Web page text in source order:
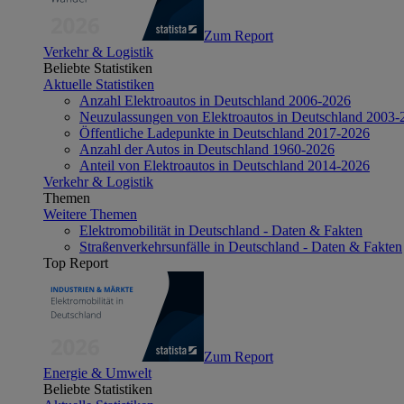
Zum Report
Verkehr & Logistik
Beliebte Statistiken
Aktuelle Statistiken
Anzahl Elektroautos in Deutschland 2006-2026
Neuzulassungen von Elektroautos in Deutschland 2003-
Öffentliche Ladepunkte in Deutschland 2017-2026
Anzahl der Autos in Deutschland 1960-2026
Anteil von Elektroautos in Deutschland 2014-2026
Verkehr & Logistik
Themen
Weitere Themen
Elektromobilität in Deutschland - Daten & Fakten
Straßenverkehrsunfälle in Deutschland - Daten & Fakten
Top Report
Zum Report
Energie & Umwelt
Beliebte Statistiken